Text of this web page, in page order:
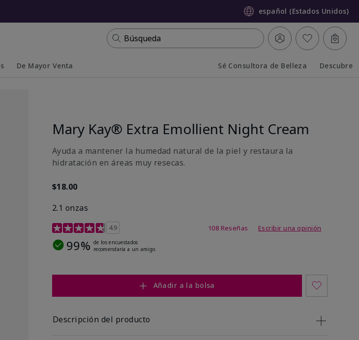
español (Estados Unidos)
Búsqueda
De Mayor Venta Sé Consultora de Belleza Descubre
Mary Kay® Extra Emollient Night Cream
Ayuda a mantener la humedad natural de la piel y restaura la
hidratación en áreas muy resecas.
$18.00
2.1 onzas
Calificación de clientes de 5 de 5
4.9 108 Reseñas Escribir una opinión
99% de los encuestados
recomendaría a un amigo.
Añadir a la bolsa
Descripción del producto